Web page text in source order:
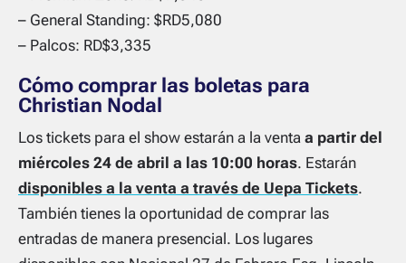
– General Standing: $RD5,080
– Palcos: RD$3,335
Cómo comprar las boletas para
Christian Nodal
Los tickets para el show estarán a la venta a partir del
miércoles 24 de abril a las 10:00 horas. Estarán
disponibles a la venta a través de Uepa Tickets.
También tienes la oportunidad de comprar las
entradas de manera presencial. Los lugares